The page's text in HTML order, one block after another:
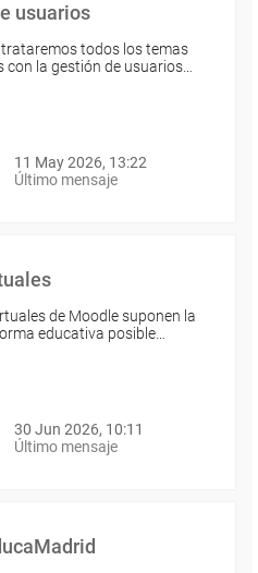
usuarios
trataremos todos los temas
con la gestión de usuarios…
11 May 2026, 13:22
Último mensaje
de Moodle suponen la
educativa posible…
30 Jun 2026, 10:11
Último mensaje